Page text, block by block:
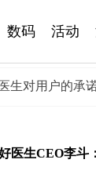
数码 活动
生对用户的承
医生CEO李斗